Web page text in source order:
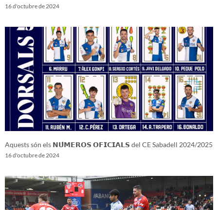
16 d'octubre de 2024
Aquests són els 𝗡𝗨́𝗠𝗘𝗥𝗢𝗦 𝗢𝗙𝗜𝗖𝗜𝗔𝗟𝗦 del CE Sabadell 2024/2025
16 d'octubre de 2024